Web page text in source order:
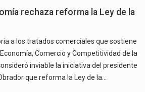
rechaza reforma la Ley de la
a los tratados comerciales que sostiene
Comercio y Competitividad de la
inviable la iniciativa del presidente
que reforma la Ley de la…